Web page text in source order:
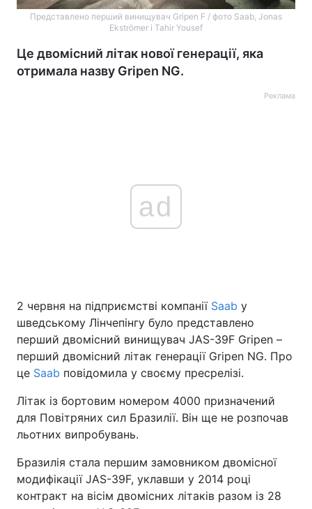
Представлено перший винищувач Gripen F / фото Saab, Jonas
Ekströmer і Tahir Yousef
Це двомісний літак нової генерації, яка
отримала назву Gripen NG.
Реклама
ad
2 червня на підприємстві компанії Saab у
шведському Лінчепінгу було представлено
перший двомісний винищувач JAS-39F Gripen –
перший двомісний літак генерації Gripen NG. Про
це Saab повідомила у своєму пресрелізі.
Літак із бортовим номером 4000 призначений
для Повітряних сил Бразилії. Він ще не розпочав
льотних випробувань.
Бразилія стала першим замовником двомісної
модифікації JAS-39F, уклавши у 2014 році
контракт на вісім двомісних літаків разом із 28